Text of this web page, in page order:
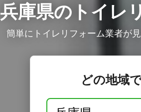
兵庫県のトイレ
簡単にトイレリフォーム業者が
どの地域